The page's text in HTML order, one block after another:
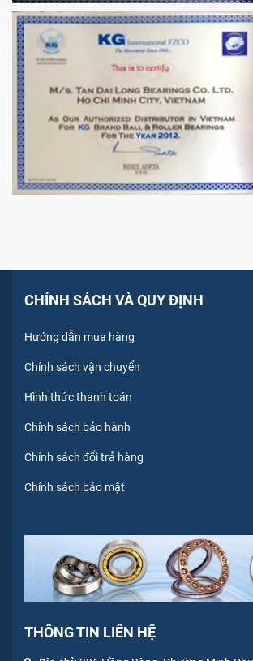
CHÍNH SÁCH VÀ QUY ĐỊNH
Hướng dẫn mua hàng
Chính sách vận chuyển
Hình thức thanh toán
Chính sách bảo hành
Chính sách đổi trả hàng
Chính sách bảo mật
THÔNG TIN LIÊN HỆ